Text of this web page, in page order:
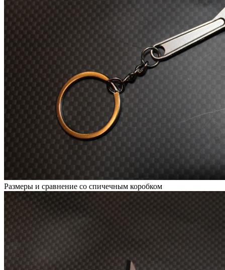
Размеры и сравнение со спичечным коробком